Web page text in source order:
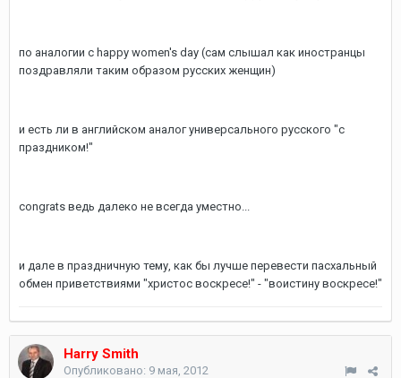
по аналогии с happy women's day (сам слышал как иностранцы
поздравляли таким образом русских женщин)
и есть ли в английском аналог универсального русского "с
праздником!"
congrats ведь далеко не всегда уместно...
и дале в праздничную тему, как бы лучше перевести пасхальный
обмен приветствиями "христос воскресе!" - "воистину воскресе!"
Harry Smith
Опубликовано: 9 мая, 2012